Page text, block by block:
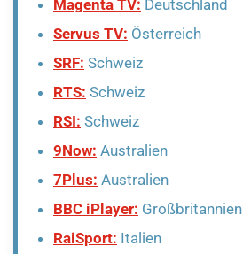
Magenta TV: Deutschland
Servus TV: Österreich
SRF: Schweiz
RTS: Schweiz
RSI: Schweiz
9Now: Australien
7Plus: Australien
BBC iPlayer: Großbritannien
RaiSport: Italien